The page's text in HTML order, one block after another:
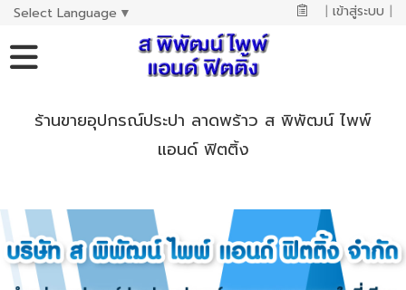
Select Language ▼ | เข้าสู่ระบบ |
ร้านขายอุปกรณ์ประปา ลาดพร้าว ส พิพัฒน์ ไพพ์
แอนด์ ฟิตติ้ง